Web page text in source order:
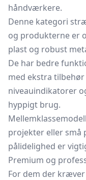
håndværkere.
Denne kategori
og produkterne er
plast og robust
De har bedre
med ekstra
niveauindikatorer
hyppigt brug.
projekter eller små
pålidelighed er
Premium og
For dem der